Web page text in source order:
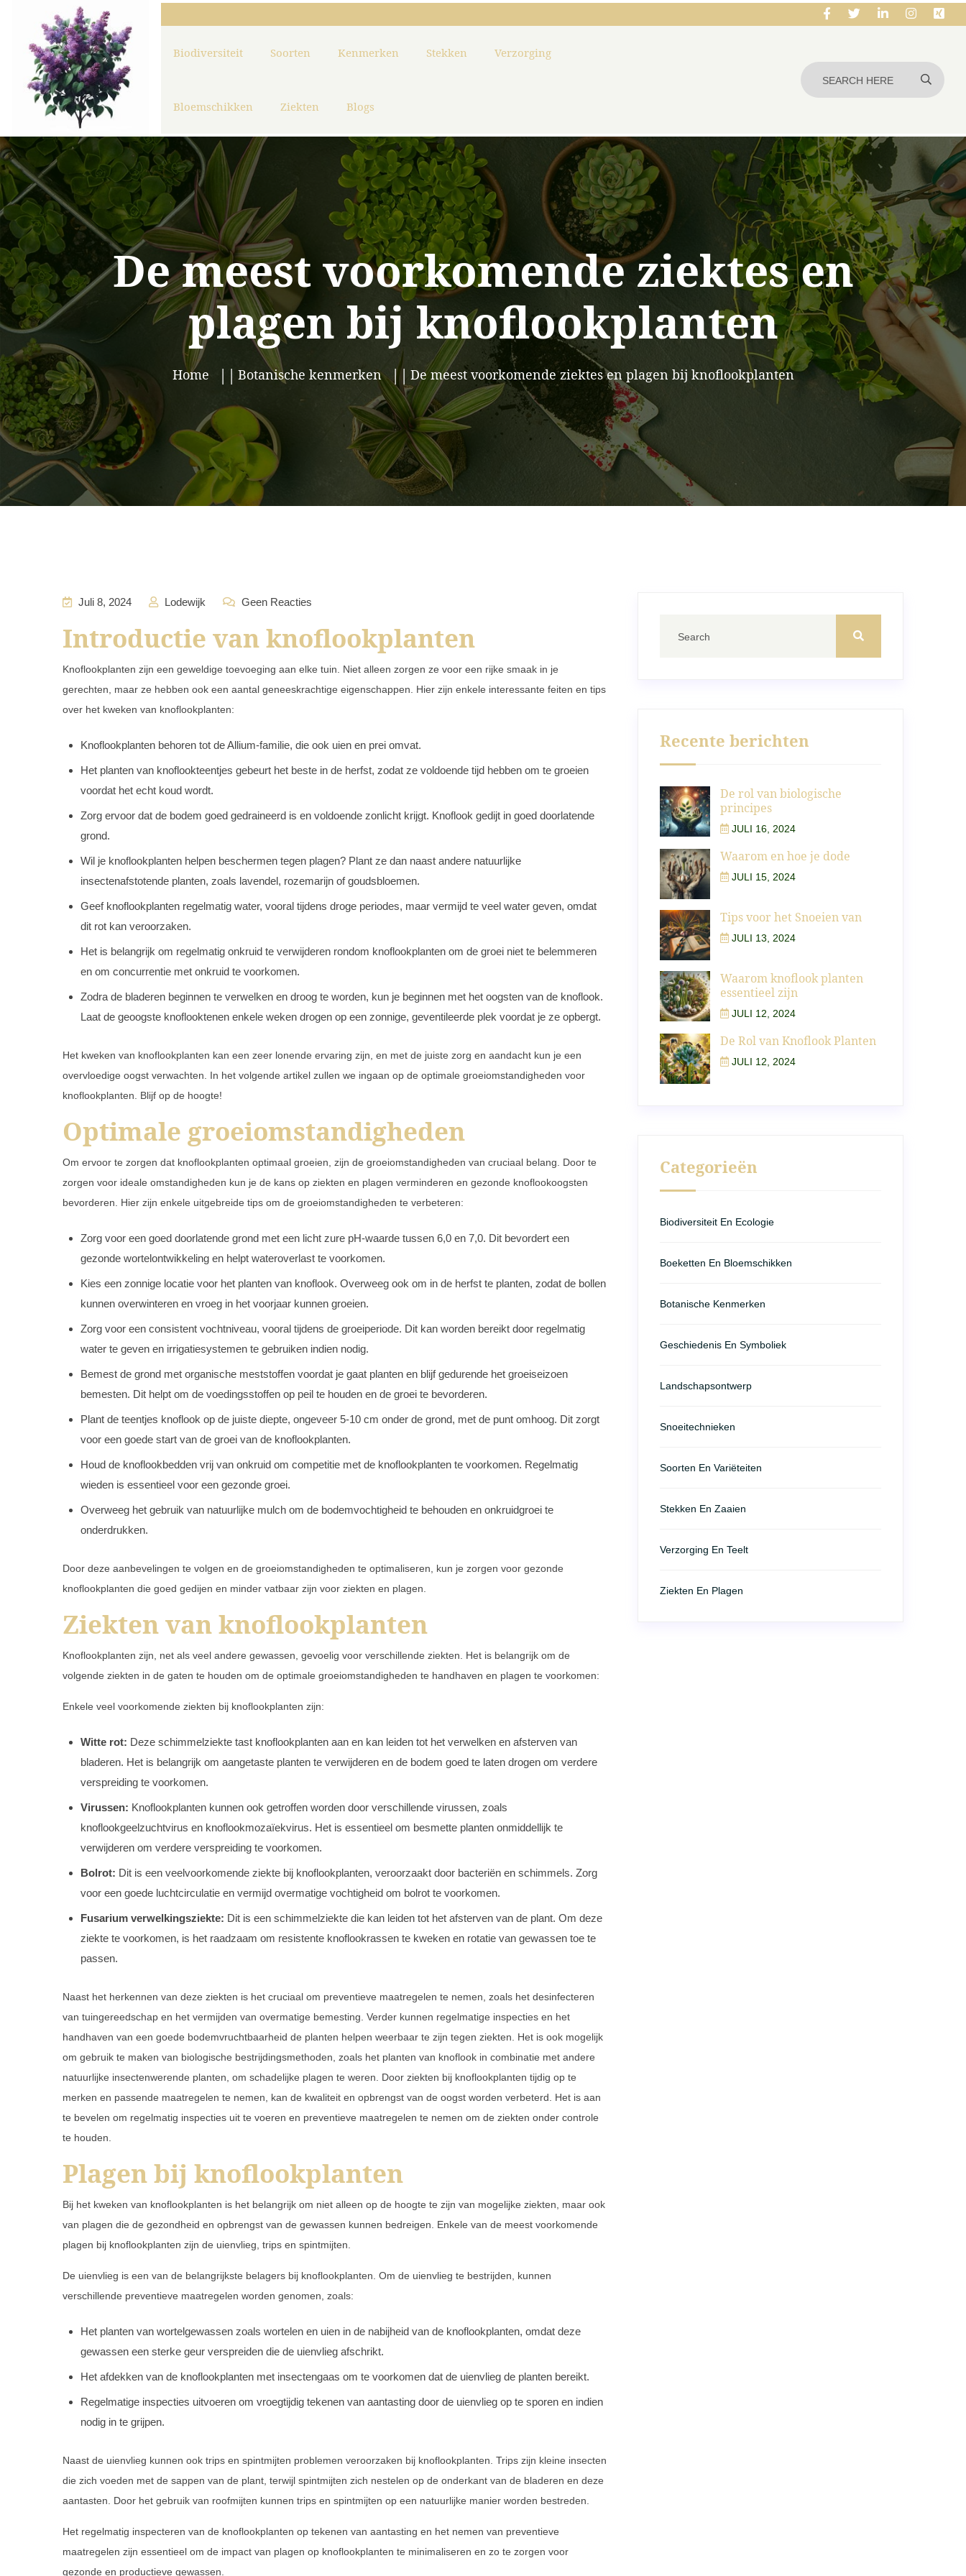
Biodiversiteit Soorten Kenmerken Stekken Verzorging
Bloemschikken Ziekten Blogs
De meest voorkomende ziektes en
plagen bij knoflookplanten
Home Botanische kenmerken De meest voorkomende ziektes en plagen bij knoflookplanten
Juli 8, 2024 Lodewijk Geen Reacties
Introductie van knoflookplanten
Knoflookplanten zijn een geweldige toevoeging aan elke tuin. Niet alleen zorgen ze voor een rijke smaak in je
gerechten, maar ze hebben ook een aantal geneeskrachtige eigenschappen. Hier zijn enkele interessante feiten en tips
over het kweken van knoflookplanten:
Knoflookplanten behoren tot de Allium-familie, die ook uien en prei omvat.
Het planten van knoflookteentjes gebeurt het beste in de herfst, zodat ze voldoende tijd hebben om te groeien
voordat het echt koud wordt.
Zorg ervoor dat de bodem goed gedraineerd is en voldoende zonlicht krijgt. Knoflook gedijt in goed doorlatende
grond.
Wil je knoflookplanten helpen beschermen tegen plagen? Plant ze dan naast andere natuurlijke
insectenafstotende planten, zoals lavendel, rozemarijn of goudsbloemen.
Geef knoflookplanten regelmatig water, vooral tijdens droge periodes, maar vermijd te veel water geven, omdat
dit rot kan veroorzaken.
Het is belangrijk om regelmatig onkruid te verwijderen rondom knoflookplanten om de groei niet te belemmeren
en om concurrentie met onkruid te voorkomen.
Zodra de bladeren beginnen te verwelken en droog te worden, kun je beginnen met het oogsten van de knoflook.
Laat de geoogste knoflooktenen enkele weken drogen op een zonnige, geventileerde plek voordat je ze opbergt.
Het kweken van knoflookplanten kan een zeer lonende ervaring zijn, en met de juiste zorg en aandacht kun je een
overvloedige oogst verwachten. In het volgende artikel zullen we ingaan op de optimale groeiomstandigheden voor
knoflookplanten. Blijf op de hoogte!
Optimale groeiomstandigheden
Om ervoor te zorgen dat knoflookplanten optimaal groeien, zijn de groeiomstandigheden van cruciaal belang. Door te
zorgen voor ideale omstandigheden kun je de kans op ziekten en plagen verminderen en gezonde knoflookoogsten
bevorderen. Hier zijn enkele uitgebreide tips om de groeiomstandigheden te verbeteren:
Zorg voor een goed doorlatende grond met een licht zure pH-waarde tussen 6,0 en 7,0. Dit bevordert een
gezonde wortelontwikkeling en helpt wateroverlast te voorkomen.
Kies een zonnige locatie voor het planten van knoflook. Overweeg ook om in de herfst te planten, zodat de bollen
kunnen overwinteren en vroeg in het voorjaar kunnen groeien.
Zorg voor een consistent vochtniveau, vooral tijdens de groeiperiode. Dit kan worden bereikt door regelmatig
water te geven en irrigatiesystemen te gebruiken indien nodig.
Bemest de grond met organische meststoffen voordat je gaat planten en blijf gedurende het groeiseizoen
bemesten. Dit helpt om de voedingsstoffen op peil te houden en de groei te bevorderen.
Plant de teentjes knoflook op de juiste diepte, ongeveer 5-10 cm onder de grond, met de punt omhoog. Dit zorgt
voor een goede start van de groei van de knoflookplanten.
Houd de knoflookbedden vrij van onkruid om competitie met de knoflookplanten te voorkomen. Regelmatig
wieden is essentieel voor een gezonde groei.
Overweeg het gebruik van natuurlijke mulch om de bodemvochtigheid te behouden en onkruidgroei te
onderdrukken.
Door deze aanbevelingen te volgen en de groeiomstandigheden te optimaliseren, kun je zorgen voor gezonde
knoflookplanten die goed gedijen en minder vatbaar zijn voor ziekten en plagen.
Ziekten van knoflookplanten
Knoflookplanten zijn, net als veel andere gewassen, gevoelig voor verschillende ziekten. Het is belangrijk om de
volgende ziekten in de gaten te houden om de optimale groeiomstandigheden te handhaven en plagen te voorkomen:
Enkele veel voorkomende ziekten bij knoflookplanten zijn:
Witte rot: Deze schimmelziekte tast knoflookplanten aan en kan leiden tot het verwelken en afsterven van
bladeren. Het is belangrijk om aangetaste planten te verwijderen en de bodem goed te laten drogen om verdere
verspreiding te voorkomen.
Virussen: Knoflookplanten kunnen ook getroffen worden door verschillende virussen, zoals
knoflookgeelzuchtvirus en knoflookmozaïekvirus. Het is essentieel om besmette planten onmiddellijk te
verwijderen om verdere verspreiding te voorkomen.
Bolrot: Dit is een veelvoorkomende ziekte bij knoflookplanten, veroorzaakt door bacteriën en schimmels. Zorg
voor een goede luchtcirculatie en vermijd overmatige vochtigheid om bolrot te voorkomen.
Fusarium verwelkingsziekte: Dit is een schimmelziekte die kan leiden tot het afsterven van de plant. Om deze
ziekte te voorkomen, is het raadzaam om resistente knoflookrassen te kweken en rotatie van gewassen toe te
passen.
Naast het herkennen van deze ziekten is het cruciaal om preventieve maatregelen te nemen, zoals het desinfecteren
van tuingereedschap en het vermijden van overmatige bemesting. Verder kunnen regelmatige inspecties en het
handhaven van een goede bodemvruchtbaarheid de planten helpen weerbaar te zijn tegen ziekten. Het is ook mogelijk
om gebruik te maken van biologische bestrijdingsmethoden, zoals het planten van knoflook in combinatie met andere
natuurlijke insectenwerende planten, om schadelijke plagen te weren. Door ziekten bij knoflookplanten tijdig op te
merken en passende maatregelen te nemen, kan de kwaliteit en opbrengst van de oogst worden verbeterd. Het is aan
te bevelen om regelmatig inspecties uit te voeren en preventieve maatregelen te nemen om de ziekten onder controle
te houden.
Plagen bij knoflookplanten
Bij het kweken van knoflookplanten is het belangrijk om niet alleen op de hoogte te zijn van mogelijke ziekten, maar ook
van plagen die de gezondheid en opbrengst van de gewassen kunnen bedreigen. Enkele van de meest voorkomende
plagen bij knoflookplanten zijn de uienvlieg, trips en spintmijten.
De uienvlieg is een van de belangrijkste belagers bij knoflookplanten. Om de uienvlieg te bestrijden, kunnen
verschillende preventieve maatregelen worden genomen, zoals:
Het planten van wortelgewassen zoals wortelen en uien in de nabijheid van de knoflookplanten, omdat deze
gewassen een sterke geur verspreiden die de uienvlieg afschrikt.
Het afdekken van de knoflookplanten met insectengaas om te voorkomen dat de uienvlieg de planten bereikt.
Regelmatige inspecties uitvoeren om vroegtijdig tekenen van aantasting door de uienvlieg op te sporen en indien
nodig in te grijpen.
Naast de uienvlieg kunnen ook trips en spintmijten problemen veroorzaken bij knoflookplanten. Trips zijn kleine insecten
die zich voeden met de sappen van de plant, terwijl spintmijten zich nestelen op de onderkant van de bladeren en deze
aantasten. Door het gebruik van roofmijten kunnen trips en spintmijten op een natuurlijke manier worden bestreden.
Het regelmatig inspecteren van de knoflookplanten op tekenen van aantasting en het nemen van preventieve
maatregelen zijn essentieel om de impact van plagen op knoflookplanten te minimaliseren en zo te zorgen voor
gezonde en productieve gewassen.
Recente berichten
De rol van biologische
principes
JULI 16, 2024
Waarom en hoe je dode
JULI 15, 2024
Tips voor het Snoeien van
JULI 13, 2024
Waarom knoflook planten
essentieel zijn
JULI 12, 2024
De Rol van Knoflook Planten
JULI 12, 2024
Categorieën
Biodiversiteit En Ecologie
Boeketten En Bloemschikken
Botanische Kenmerken
Geschiedenis En Symboliek
Landschapsontwerp
Snoeitechnieken
Soorten En Variëteiten
Stekken En Zaaien
Verzorging En Teelt
Ziekten En Plagen